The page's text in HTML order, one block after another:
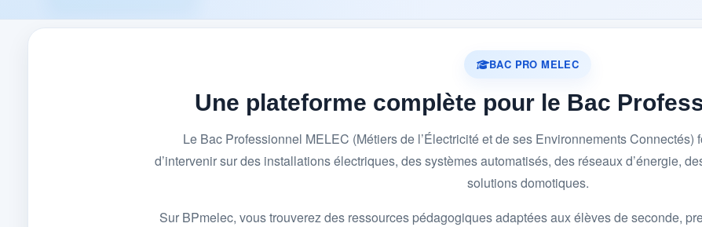
BAC PRO MELEC
Une plateforme complète pour le Bac
Le Bac Professionnel MELEC (Métiers de l’Électricité et de ses Environnements
d’intervenir sur des installations électriques, des systèmes automatisés, des réseaux d’énergie,
solutions domotiques.
Sur BPmelec, vous trouverez des ressources pédagogiques adaptées aux élèves de seconde,